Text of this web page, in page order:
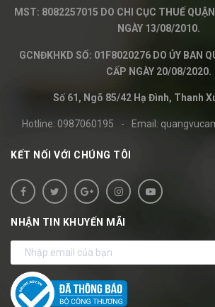
MST: 8082257015 DO CHI CỤC THUẾ
NGÀY 13/08/2010.
GCNĐKHKD SỐ: 01F8020276 DO ỦY BAN
CẤP NGÀY 20/08/2020.
Số 61, Ngõ 85/42 Hạ Đình, Thanh
Hotline: 0987060195 - Email:
KẾT NỐI VỚI CHÚNG TÔI
NHẬN TIN KHUYẾN MÃI